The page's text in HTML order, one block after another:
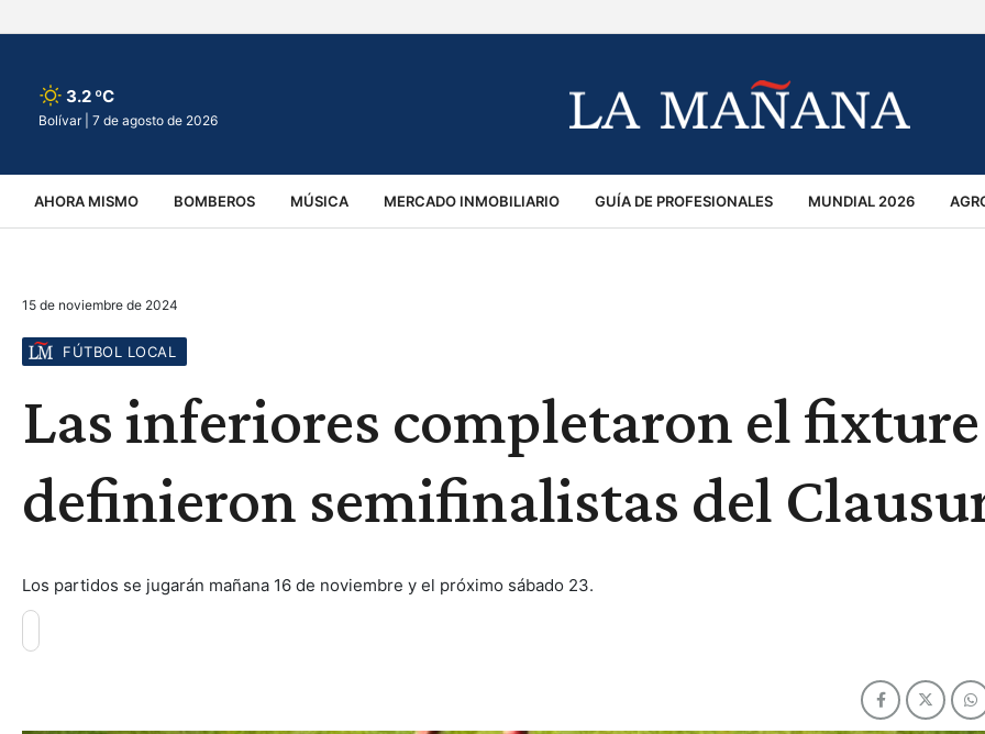
3.2 ºC
Bolívar | 7 de agosto de 2026
AHORA MISMO BOMBEROS MÚSICA MERCADO INMOBILIARIO GUÍA DE PROFESIONALES MUNDIAL 2026
VIRALES ACCIDENTES
15 de noviembre de 2024
FÚTBOL LOCAL
Las inferiores completaron el
definieron semifinalistas del
Los partidos se jugarán mañana 16 de noviembre y el próximo sábado 23.